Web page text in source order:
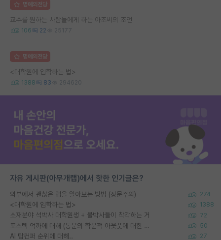
명예의전당
교수를 원하는 사람들에게 하는 아조씨의 조언
106 22 25177
명예의전당
<대학원에 입학하는 법>
1388 83 294620
자유 게시판(아무개랩)에서 핫한 인기글은?
외부에서 괜찮은 랩을 알아보는 방법 (장문주의) 274
<대학원에 입학하는 법> 1388
소재분야 석박사 대학원생 + 물박사들이 착각하는 거 72
포스텍 억까에 대해 (동문의 학문적 아웃풋에 대한 반박) 50
AI 탑컨퍼 순위에 대해.. 27